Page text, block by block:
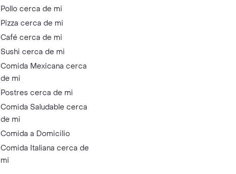
Pollo cerca de mi
Pizza cerca de mi
Café cerca de mi
Sushi cerca de mi
Comida Mexicana cerca
de mi
Postres cerca de mi
Comida Saludable cerca
de mi
Comida a Domicilio
Comida Italiana cerca de
mi